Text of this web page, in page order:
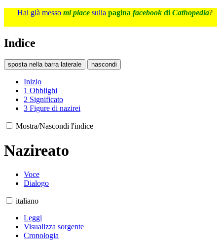
Hai già messo mi piace sulla pagina facebook di Cathopedia?
Indice
sposta nella barra laterale nascondi
Inizio
1 Obblighi
2 Significato
3 Figure di nazirei
Mostra/Nascondi l'indice
Nazireato
Voce
Dialogo
italiano
Leggi
Visualizza sorgente
Cronologia